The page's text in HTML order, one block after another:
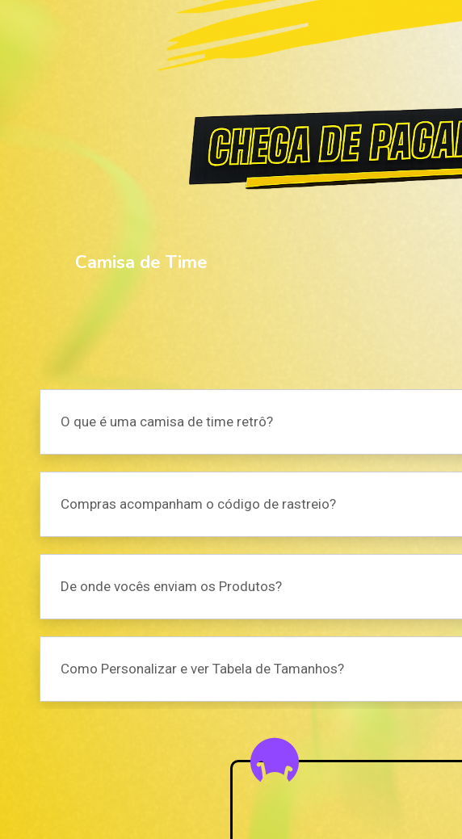
Camisa de Time
O que é uma camisa de time retrô?
Compras acompanham o código de rastreio?
De onde vocês enviam os Produtos?
Como Personalizar e ver Tabela de Tamanhos?